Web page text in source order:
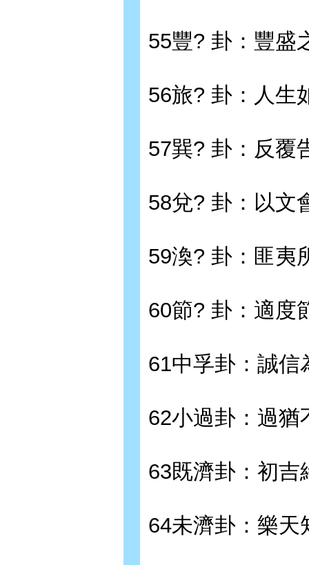
55豐? 卦：豐盛
56旅? 卦：人生
57巽? 卦：反覆
58兌? 卦：以文
59渙? 卦：匪夷
60節? 卦：適度
61中孚卦：誠信
62小過卦：過猶
63既濟卦：初吉
64未濟卦：樂天